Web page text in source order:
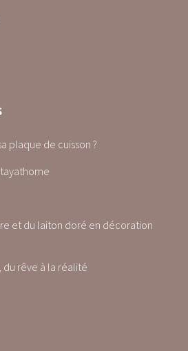
plaque de cuisson ?
et du laiton doré en décoration
du rêve à la réalité